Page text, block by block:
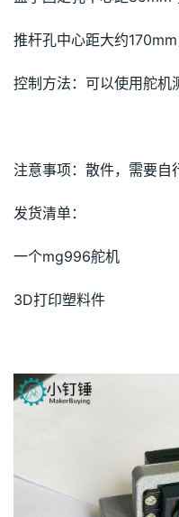
推杆孔中心距大约
控制方法：可以使用舵机
注意事项：散件，需要自
发货清单：
一个mg996舵机
3D打印塑料件